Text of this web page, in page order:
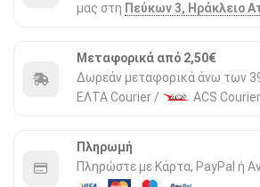
μας στη Πεύκων 3, Ηράκλειο
Μεταφορικά από 2,50€
Δωρεάν μεταφορικά άνω των
ΕΛΤΑ Courier /
ACS Courier
Πληρωμή
Πληρώστε με Κάρτα, PayPal ή